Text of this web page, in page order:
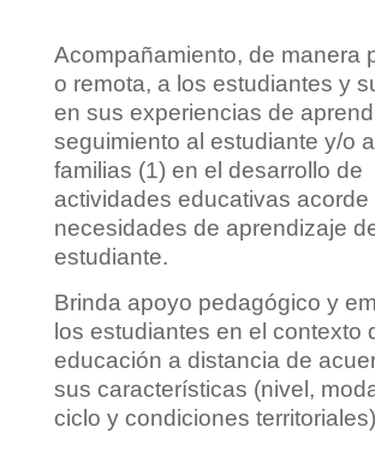
Acompañamiento, de manera
o remota, a los estudiantes y
en sus experiencias de
seguimiento al estudiante y/o
familias (1) en el desarrollo de
actividades educativas acorde
necesidades de aprendizaje
estudiante.
Brinda apoyo pedagógico y
los estudiantes en el contexto
educación a distancia de
sus características (nivel,
ciclo y condiciones